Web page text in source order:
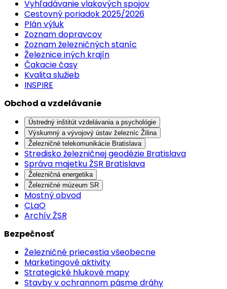
Vyhľadávanie vlakových spojov
Cestovný poriadok 2025/2026
Plán výluk
Zoznam dopravcov
Zoznam železničných staníc
Železnice iných krajín
Čakacie časy
Kvalita služieb
INSPIRE
Obchod a vzdelávanie
Ústredný inštitút vzdelávania a psychológie
Výskumný a vývojový ústav železníc Žilina
Železničné telekomunikácie Bratislava
Stredisko železničnej geodézie Bratislava
Správa majetku ŽSR Bratislava
Železničná energetika
Železničné múzeum SR
Mostný obvod
CLaO
Archív ŽSR
Bezpečnosť
Železničné priecestia všeobecne
Marketingové aktivity
Strategické hlukové mapy
Stavby v ochrannom pásme dráhy